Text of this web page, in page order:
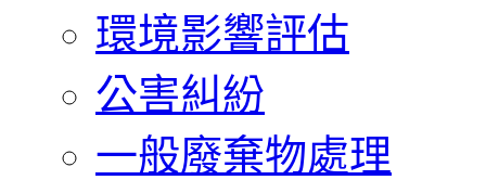
環境影響評估
公害糾紛
一般廢棄物處理